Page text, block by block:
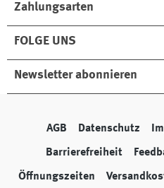
Zahlungsarten
FOLGE UNS
Newsletter abonnieren
AGB Datenschutz
Barrierefreiheit
Öffnungszeiten